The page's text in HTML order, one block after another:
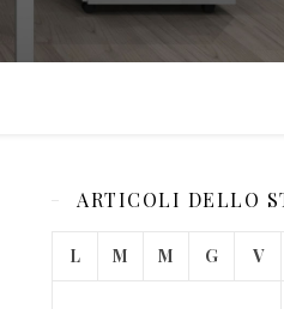
ARTICOLI DELLO
L M M G V